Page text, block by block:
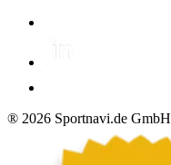
® 2026 Sportnavi.de GmbH